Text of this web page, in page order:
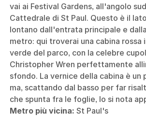
vai ai Festival Gardens, all'angolo
Cattedrale di St Paul. Questo è il
lontano dall'entrata principale e
metro: qui troverai una cabina rossa
verde del parco, con la celebre
Christopher Wren perfettamente
sfondo. La vernice della cabina è un
ma, scattando dal basso per far
che spunta fra le foglie, lo si nota
Metro più vicina: St Paul's